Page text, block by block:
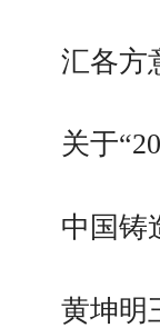
汇各
关于
中国铸
黄坤明